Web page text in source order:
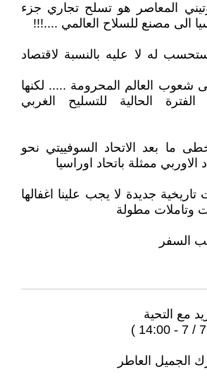
المعاصر هو تسلح تجاري جزء
الى مصنع للسلاح العالمي ....!!!
له لا عليه بالنسبة لاقتصاد
شعوب العالم المحرومة ..... لكنها
الحالية للتسليح الغربي
ما بعد الاتحاد السوفييتي نحو
الاوربي ممثلة باتحاد اوراسيا
جديدة لا يجب علينا اغفالها
وتاملات مطولة
السفر
الجميل العاطر